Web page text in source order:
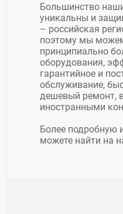
Большинство
уникальны и
– российская
поэтому мы
принципиально
оборудования,
гарантийное и
обслуживание,
дешевый ремонт,
иностранными
Более
можете найти на